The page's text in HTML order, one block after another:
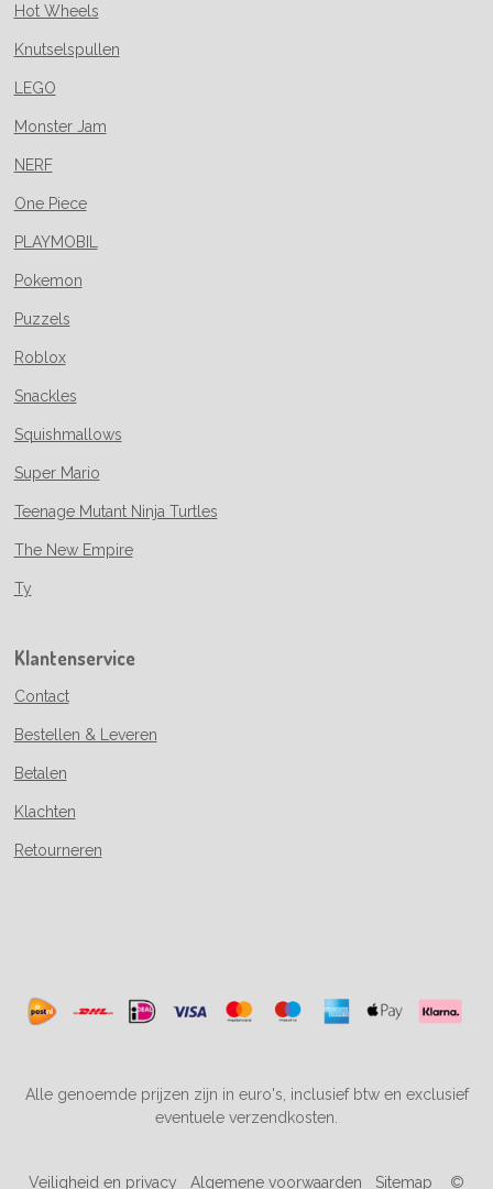
Hot Wheels
Knutselspullen
LEGO
Monster Jam
NERF
One Piece
PLAYMOBIL
Pokemon
Puzzels
Roblox
Snackles
Squishmallows
Super Mario
Teenage Mutant Ninja Turtles
The New Empire
Ty
Klantenservice
Contact
Bestellen & Leveren
Betalen
Klachten
Retourneren
Alle genoemde prijzen zijn in euro's, inclusief btw en exclusief
eventuele verzendkosten.
Veiligheid en privacy Algemene voorwaarden Sitemap ©